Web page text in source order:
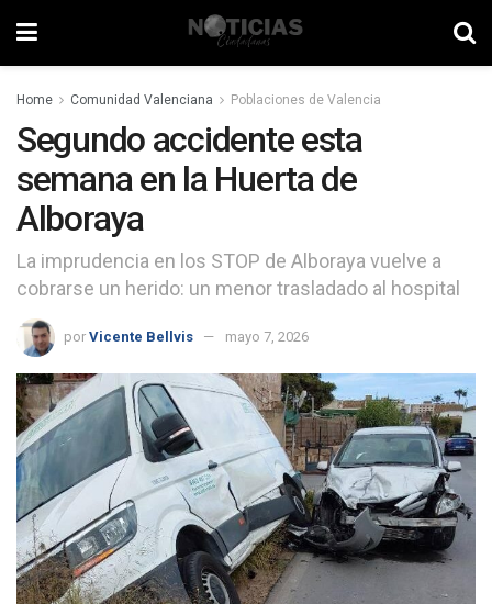
Home Comunidad Valenciana Poblaciones de Valencia
Segundo accidente esta
semana en la Huerta de
Alboraya
La imprudencia en los STOP de Alboraya vuelve a
cobrarse un herido: un menor trasladado al hospital
por Vicente Bellvis mayo 7, 2026